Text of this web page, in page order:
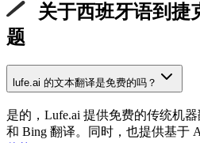
关于西班牙语到捷
题
lufe.ai 的文本翻译是免费的吗？
是的，Lufe.ai 提供免费的传统机器
和 Bing 翻译。同时，也提供基于